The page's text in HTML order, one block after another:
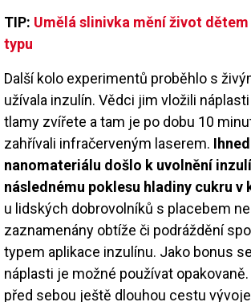
TIP: Umělá slinivka mění život
typu
Další kolo experimentů proběhlo s
užívala inzulín. Vědci jim vložili
tlamy zvířete a tam je po dobu 10
zahřívali infračerveným laserem.
nanomateriálu došlo k uvolnění
následnému poklesu hladiny cukru v
u lidských dobrovolníků s placebem
zaznamenány obtíže či podráždění
typem aplikace inzulínu. Jako bonus
náplasti je možné používat
před sebou ještě dlouhou cestu